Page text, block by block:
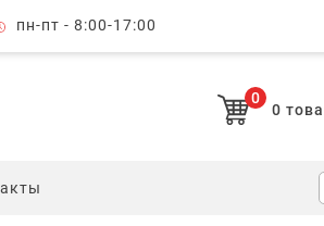
пн-пт - 8:00-17:00
0
0